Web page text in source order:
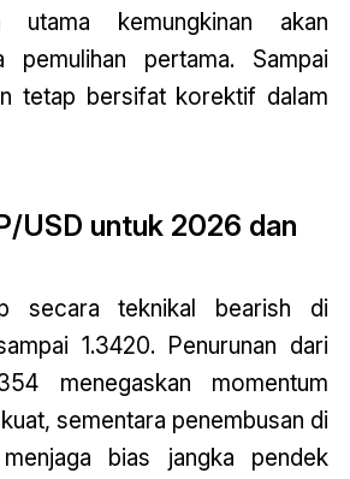
utama kemungkinan akan
pemulihan pertama. Sampai
tetap bersifat korektif dalam
USD untuk 2026 dan
secara teknikal bearish di
1.3420. Penurunan dari
menegaskan momentum
sementara penembusan di
bias jangka pendek